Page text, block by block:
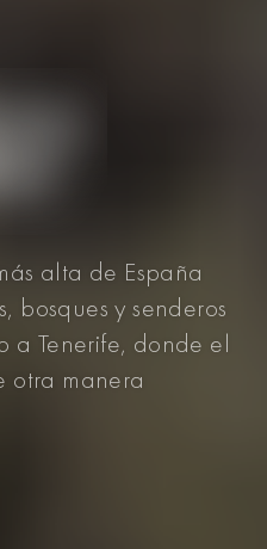
alta de España
bosques y senderos
a Tenerife, donde el
otra manera